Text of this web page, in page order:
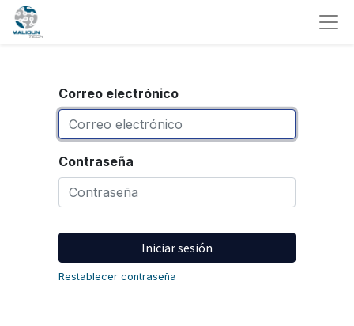
Correo electrónico
Contraseña
Iniciar sesión
Restablecer contraseña